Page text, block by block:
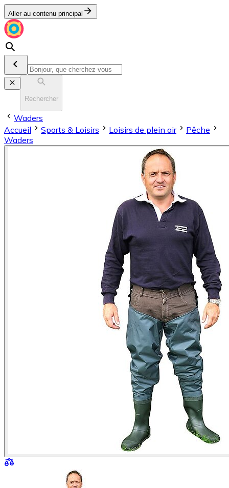
Aller au contenu principal
Rechercher
Waders
Accueil
Sports & Loisirs Loisirs de plein air
Pêche
Waders